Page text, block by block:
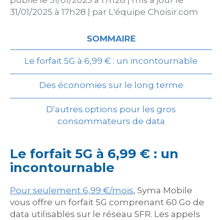
31/01/2025 à 17h28
par L'équipe Choisir.com
SOMMAIRE
Le forfait 5G à 6,99 € : un incontournable
Des économies sur le long terme
D’autres options pour les gros
consommateurs de data
Le forfait 5G à 6,99 € : un
incontournable
Pour seulement 6,99 €/mois, Syma Mobile
vous offre un forfait 5G comprenant 60 Go de
data utilisables sur le réseau SFR. Les appels